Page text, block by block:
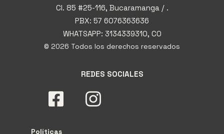
Cl. 85 #25-116, Bucaramanga / .
PBX: 57 6076363636
WHATSAPP: 3134339310, CO
© 2026 Todos los derechos reservados
REDES SOCIALES
Políticas